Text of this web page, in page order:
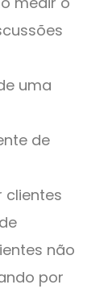
uma
de
clientes
não
por